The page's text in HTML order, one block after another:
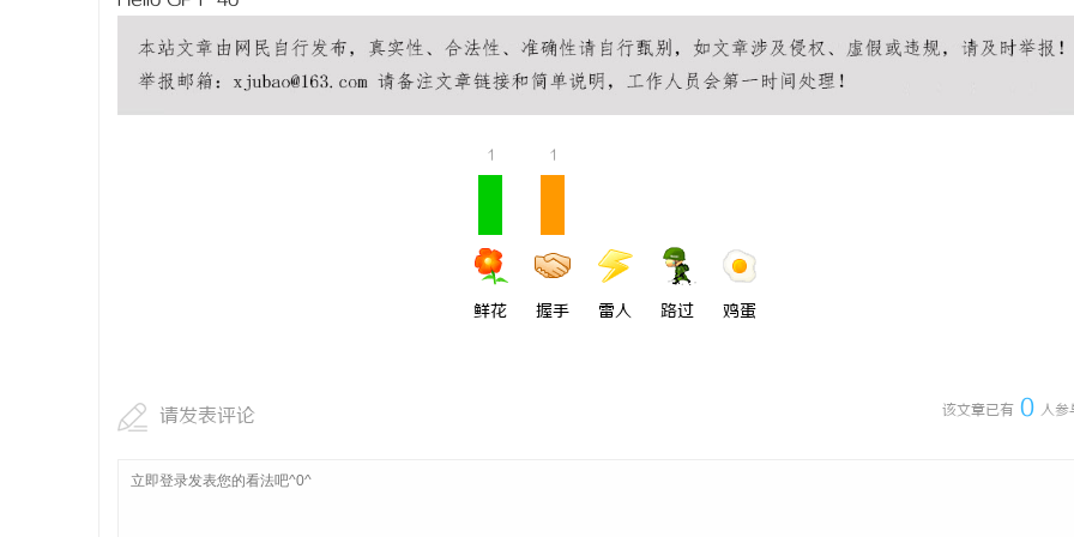
1
鲜花
1
握手 雷人 路过 鸡蛋
该文章已有 0 人参
请发表评论